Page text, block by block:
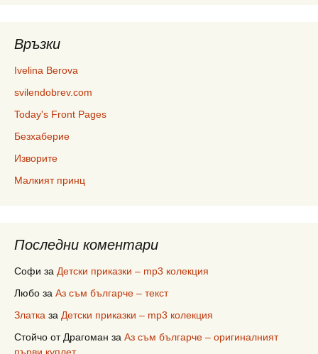
Връзки
Ivelina Berova
svilendobrev.com
Today's Front Pages
Безхаберие
Изворите
Малкият принц
Последни коментари
Софи за Детски приказки – mp3 колекция
Любо за Аз съм българче – текст
Златка за Детски приказки – mp3 колекция
Стойчо от Драгоман за Аз съм българче – оригиналният